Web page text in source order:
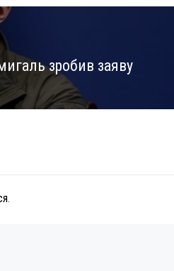
зробив заяву
.